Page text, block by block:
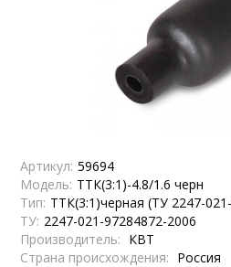
Артикул: 59694
Модель: ТТК(3:1)-4.8/1.6 черн
Тип: ТТК(3:1)черная (ТУ 2247-
ТУ: 2247-021-97284872-2006
Производитель: КВТ
Страна происхождения: Россия